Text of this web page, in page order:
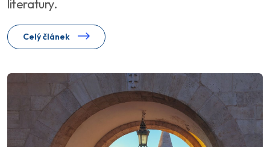
literatury.
Celý článek